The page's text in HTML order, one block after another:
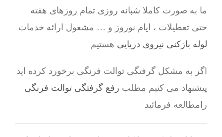
ما به صورت کاملا شبانه روزی تمام روزهای هفته
حتی تعطیلات ، ایام نوروز و … مشغول ارائه خدمات
لوله بازکنی نیروی دریایی هستیم
اگر به مشکل گرفتگی توالت فرنگی برخورد کرده اید
پیشنهاد می کنیم مطلب رفع گرفتگی توالت فرنگی
رامطالعه فرمائید